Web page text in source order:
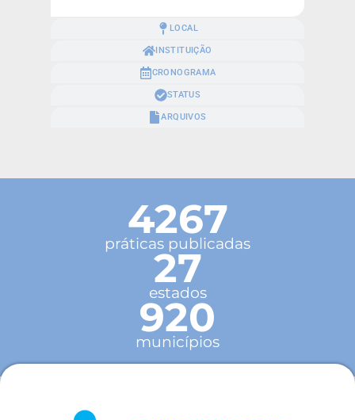
LOCAL
INSTITUIÇÃO
CRONOGRAMA
STATUS
ARQUIVOS
4267
práticas publicadas
27
estados
920
municípios